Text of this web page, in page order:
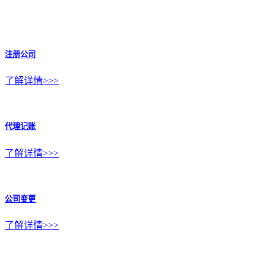
注册公司
了解详情>>>
代理记账
了解详情>>>
公司变更
了解详情>>>